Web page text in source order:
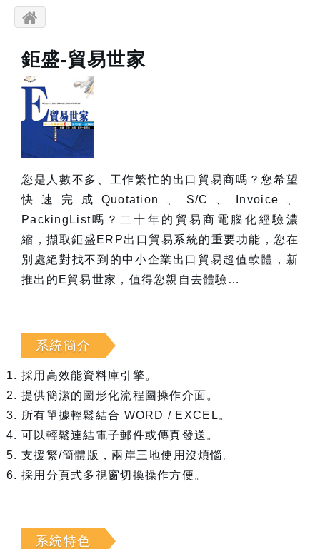
鉅盛-貿易世家
您是人數不多、工作繁忙的出口貿易商嗎？您希望
快速完成Quotation、S/C、Invoice、
PackingList嗎？二十年的貿易商電腦化經驗濃
縮，擷取鉅盛ERP出口貿易系統的重要功能，您在
別處絕對找不到的中小企業出口貿易超值軟體，新
推出的E貿易世家，值得您親自去體驗…
系統簡介
採用高效能資料庫引擎。
提供簡潔的圖形化流程圖操作介面。
所有單據輕鬆結合 WORD / EXCEL。
可以輕鬆連結電子郵件或傳真發送。
支援繁/簡體版，兩岸三地使用沒煩惱。
採用分頁式多視窗切換操作方便。
系統特色